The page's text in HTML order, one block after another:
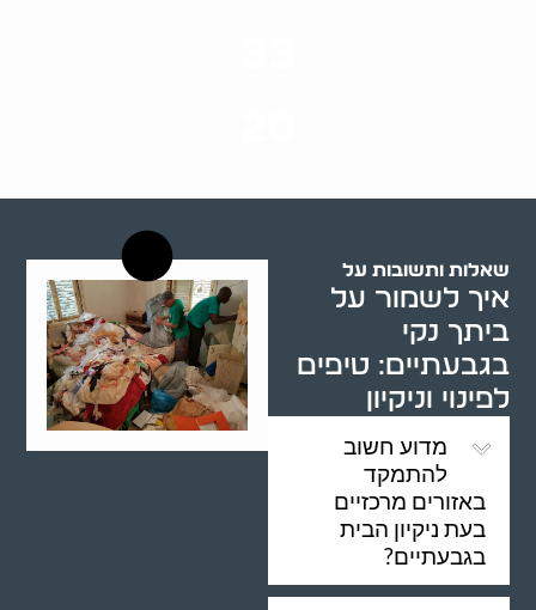
שאלות ותשובות על
איך לשמור על
ביתך נקי
בגבעתיים: טיפים
לפינוי וניקיון
מדוע חשוב
להתמקד
באזורים מרכזיים
בעת ניקיון הבית
בגבעתיים?